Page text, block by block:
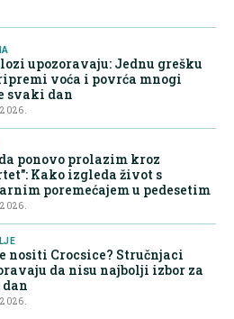
upozoravaju: Jednu grešku
voća i povrća mnogi
svaki dan
ponovo prolazim kroz
Kako izgleda život s
poremećajem u pedesetim
nositi Crocsice? Stručnjaci
da nisu najbolji izbor za